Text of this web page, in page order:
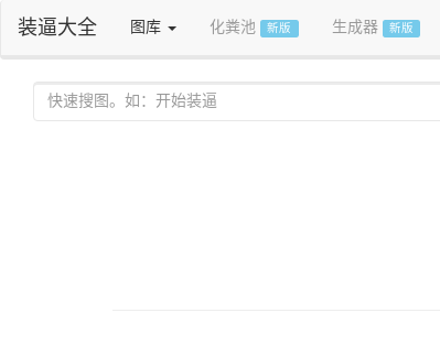
装逼大全 图库 化粪池 新版 生成器 新版